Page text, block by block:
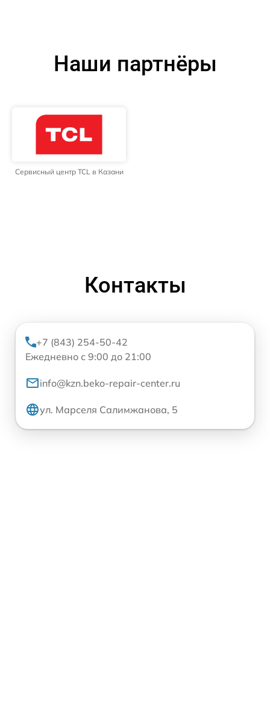
Наши партнёры
Сервисный центр TCL в Казани
Контакты
+7 (843) 254-50-42
Ежедневно с 9:00 до 21:00
info@kzn.beko-repair-center.ru
ул. Марселя Салимжанова, 5